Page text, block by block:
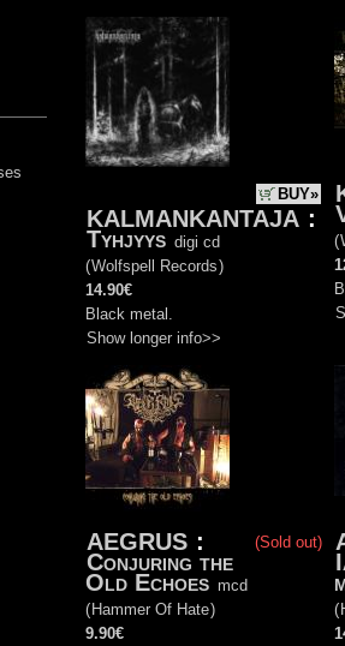
BUY»
KALMANKANTAJA :
Tyhjyys digi cd
(Wolfspell Records)
14.90€
Black metal.
Show longer info>>
(
(Sold out)
AEGRUS :
Conjuring the
Old Echoes mcd
(Hammer Of Hate)
9.90€
(